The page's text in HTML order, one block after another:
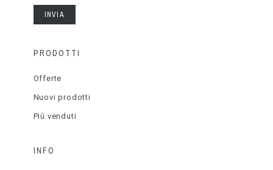
INVIA
PRODOTTI
Offerte
Nuovi prodotti
Più venduti
INFO